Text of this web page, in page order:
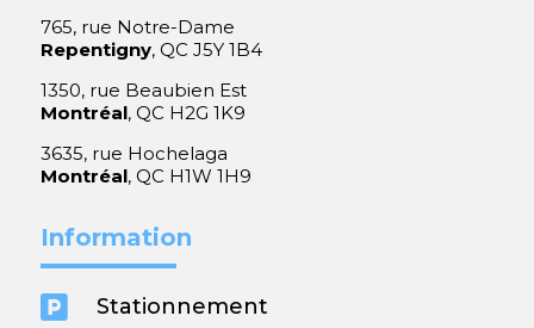
765, rue Notre-Dame
Repentigny, QC J5Y 1B4
1350, rue Beaubien Est
Montréal, QC H2G 1K9
3635, rue Hochelaga
Montréal, QC H1W 1H9
Information
 Stationnement